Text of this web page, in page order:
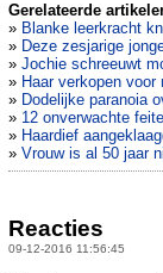
Gerelateerde
» Blanke leerkracht
» Deze zesjarige
» Jochie schreeuwt
» Haar verkopen voor
» Dodelijke paranoia
» 12 onverwachte
» Haardief
» Vrouw is al 50 jaar
Reacties
09-12-2016 11:56:45